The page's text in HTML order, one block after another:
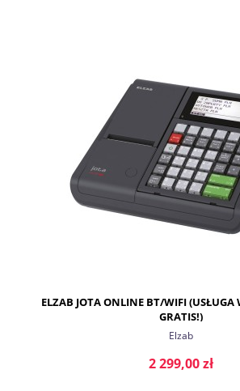
ELZAB JOTA ONLINE BT/WIFI
GRATIS!)
Elzab
2 299,00 zł